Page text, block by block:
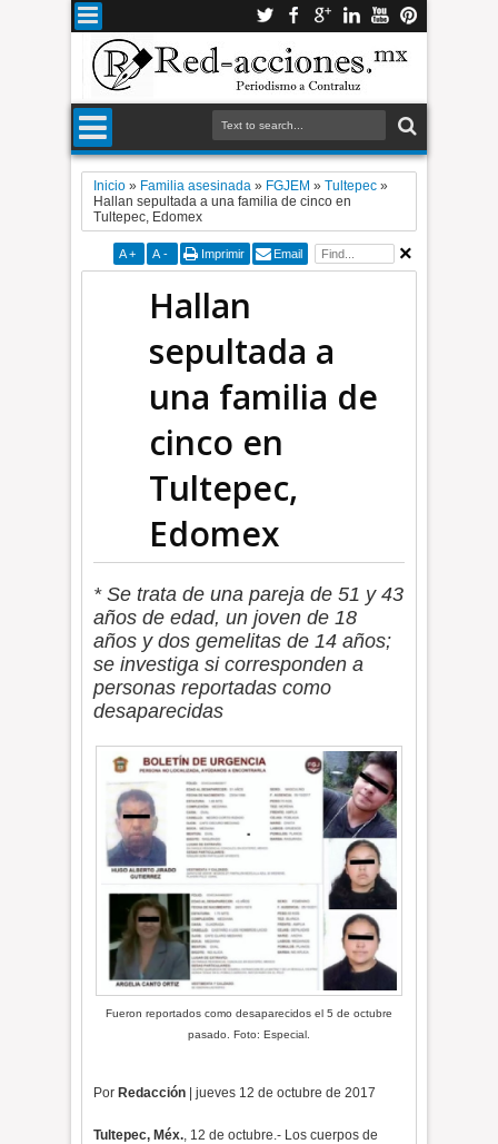
Inicio » Familia asesinada » FGJEM »Tultepec »
Hallan sepultada a una familia de cinco en
Tultepec, Edomex
A + A - Imprimir Email
Hallan
sepultada a
una familia de
cinco en
Tultepec,
Edomex
* Se trata de una pareja de 51 y 43
años de edad, un joven de 18
años y dos gemelitas de 14 años;
se investiga si corresponden a
personas reportadas como
desaparecidas
Fueron reportados como desaparecidos el 5 de octubre
pasado. Foto: Especial.
Por Redacción | jueves 12 de octubre de 2017
Tultepec, Méx., 12 de octubre.- Los cuerpos de